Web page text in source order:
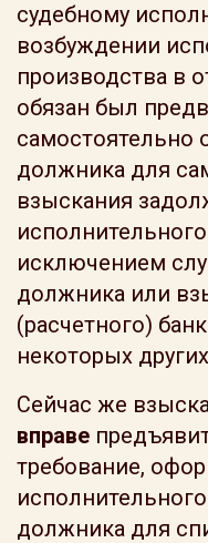
судебному
возбуждении
производства в
обязан был
самостоятельно
должника для
взыскания
исключением
должника или
(расчетного)
некоторых
Сейчас же
вправе
требование,
должника для